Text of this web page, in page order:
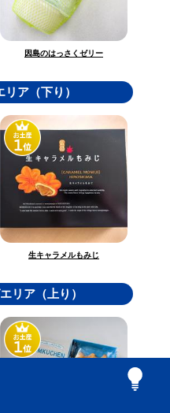
因島のはっさくゼリー
ア（下り）
生キャラメルもみじ
リア（上り）